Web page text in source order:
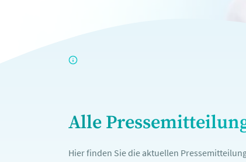
Alle
Hier finden Sie die aktuellen